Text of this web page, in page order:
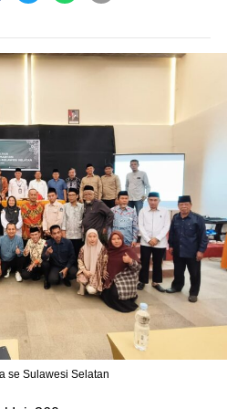
se Sulawesi Selatan